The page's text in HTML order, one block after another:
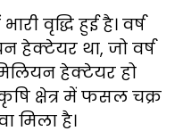
वृद्धि हुई है। वर्ष
हेक्टेयर था, जो वर्ष
हेक्टेयर हो
क्षेत्र में फसल चक्र
मिला है।